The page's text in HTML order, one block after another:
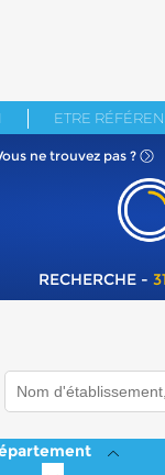
ETRE
ne trouvez pas ?
RECHERCHE -